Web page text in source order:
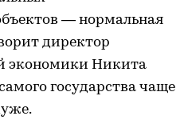
— нормальная
директор
экономики Никита
государства чаще